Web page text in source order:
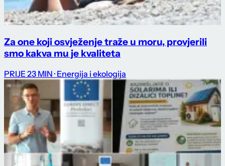
Za one koji osvježenje traže u moru, provjerili
smo kakva mu je kvaliteta
PRIJE 23 MIN · Energija i ekologija